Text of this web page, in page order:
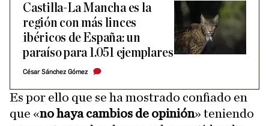
Castilla-La Mancha es la
región con más linces
ibéricos de España: un
paraíso para 1.051 ejemplares
César Sánchez Gómez
Es por ello que se ha mostrado confiado en
que «no haya cambios de opinión» teniendo